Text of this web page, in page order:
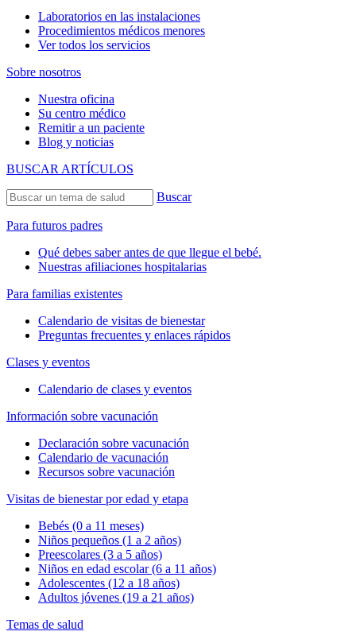
Laboratorios en las instalaciones
Procedimientos médicos menores
Ver todos los servicios
Sobre nosotros
Nuestra oficina
Su centro médico
Remitir a un paciente
Blog y noticias
BUSCAR ARTÍCULOS
Buscar
Para futuros padres
Qué debes saber antes de que llegue el bebé.
Nuestras afiliaciones hospitalarias
Para familias existentes
Calendario de visitas de bienestar
Preguntas frecuentes y enlaces rápidos
Clases y eventos
Calendario de clases y eventos
Información sobre vacunación
Declaración sobre vacunación
Calendario de vacunación
Recursos sobre vacunación
Visitas de bienestar por edad y etapa
Bebés (0 a 11 meses)
Niños pequeños (1 a 2 años)
Preescolares (3 a 5 años)
Niños en edad escolar (6 a 11 años)
Adolescentes (12 a 18 años)
Adultos jóvenes (19 a 21 años)
Temas de salud